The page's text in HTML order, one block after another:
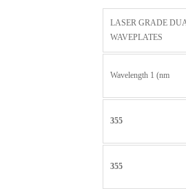
LASER GRADE
WAVEPLATES
Wavelength 1 (nm
355
355